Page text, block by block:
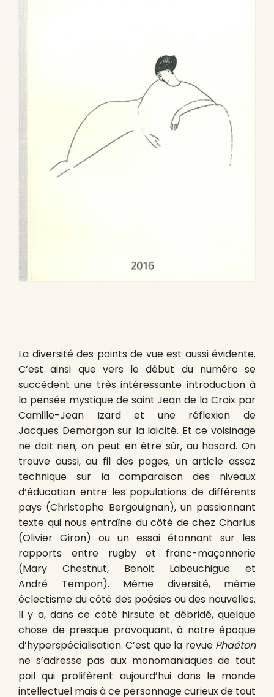
La diversité des points de vue est aussi évidente.
C’est ainsi que vers le début du numéro se
succèdent une très intéressante introduction à
la pensée mystique de saint Jean de la Croix par
Camille-Jean Izard et une réflexion de
Jacques Demorgon sur la laïcité. Et ce voisinage
ne doit rien, on peut en être sûr, au hasard. On
trouve aussi, au fil des pages, un article assez
technique sur la comparaison des niveaux
d’éducation entre les populations de différents
pays (Christophe Bergouignan), un passionnant
texte qui nous entraîne du côté de chez Charlus
(Olivier Giron) ou un essai étonnant sur les
rapports entre rugby et franc-maçonnerie
(Mary Chestnut, Benoit Labeuchigue et
André Tempon). Même diversité, même
éclectisme du côté des poésies ou des nouvelles.
Il y a, dans ce côté hirsute et débridé, quelque
chose de presque provoquant, à notre époque
d’hyperspécialisation. C’est que la revue Phaéton
ne s’adresse pas aux monomaniaques de tout
poil qui prolifèrent aujourd’hui dans le monde
intellectuel mais à ce personnage curieux de tout